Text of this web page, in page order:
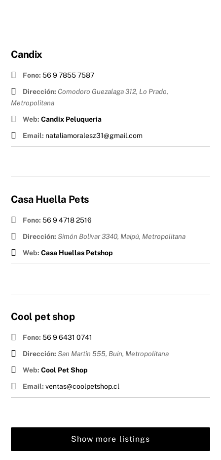
Candix
Fono: 56 9 7855 7587
Dirección: Comodoro Guezalaga 312, Lo Prado,
Metropolitana
Web: Candix Peluqueria
Email: nataliamoralesz31@gmail.com
Casa Huella Pets
Fono: 56 9 4718 2516
Dirección: Simón Bolívar 3340, Maipú, Metropolitana
Web: Casa Huellas Petshop
Cool pet shop
Fono: 56 9 6431 0741
Dirección: San Martin 555, Buin, Metropolitana
Web: Cool Pet Shop
Email: ventas@coolpetshop.cl
Show more listings